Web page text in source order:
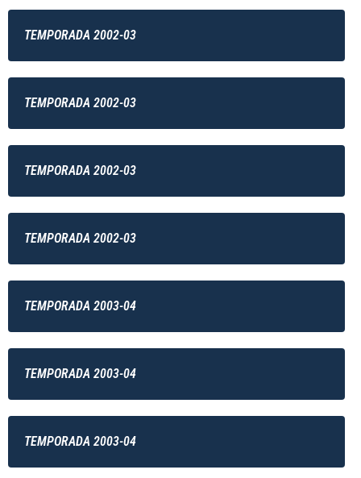
TEMPORADA 2002-03
TEMPORADA 2002-03
TEMPORADA 2002-03
TEMPORADA 2002-03
TEMPORADA 2003-04
TEMPORADA 2003-04
TEMPORADA 2003-04